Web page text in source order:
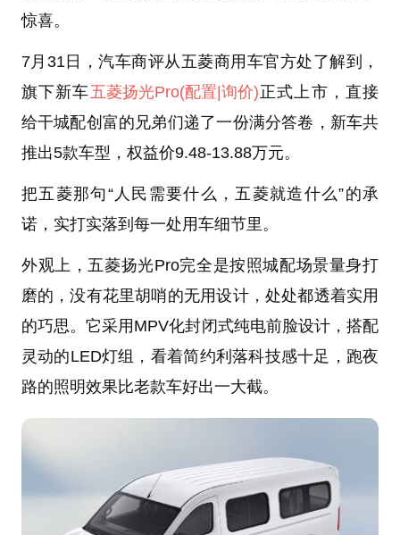
惊喜。
7月31日，汽车商评从五菱商用车官方处了解到，
旗下新车五菱扬光Pro(配置|询价)正式上市，直接
给干城配创富的兄弟们递了一份满分答卷，新车共
推出5款车型，权益价9.48-13.88万元。
把五菱那句“人民需要什么，五菱就造什么”的承
诺，实打实落到每一处用车细节里。
外观上，五菱扬光Pro完全是按照城配场景量身打
磨的，没有花里胡哨的无用设计，处处都透着实用
的巧思。它采用MPV化封闭式纯电前脸设计，搭配
灵动的LED灯组，看着简约利落科技感十足，跑夜
路的照明效果比老款车好出一大截。